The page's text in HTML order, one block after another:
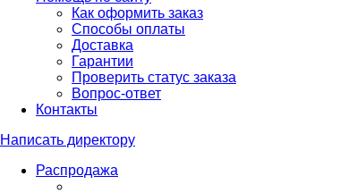
Как оформить заказ
Способы оплаты
Доставка
Гарантии
Проверить статус заказа
Вопрос-ответ
Контакты
Написать директору
Распродажа